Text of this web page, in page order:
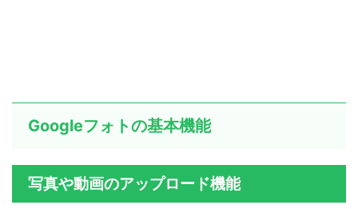
Googleフォトの基本機能
写真や動画のアップロード機能